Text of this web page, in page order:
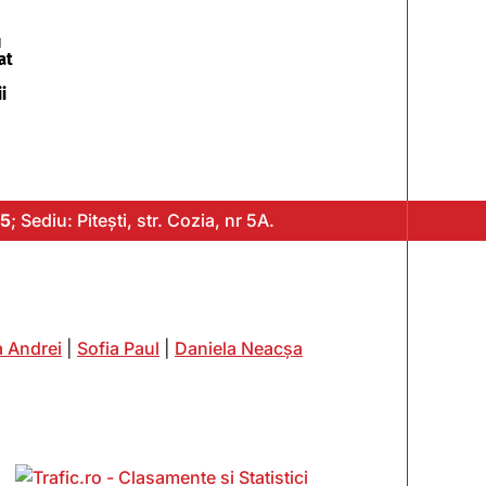
; Sediu: Pitești, str. Cozia, nr 5A.
Andrei Sofia Paul
Daniela Neacșa